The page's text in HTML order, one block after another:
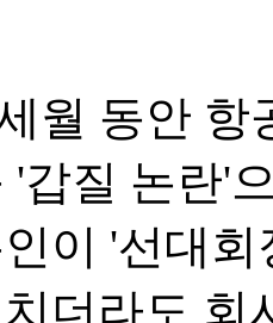
월 동안
'갑질 논란'
이 '선대
더라도 회